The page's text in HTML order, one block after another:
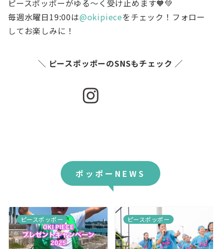
ピースポッポーがゆる〜く受け止めます🧡💚
毎週水曜日19:00は@okipieceをチェック！フォロー
してお楽しみに！
＼ ピースポッポーのSNSもチェック ／
ポッポーNEWS
ピースポッポー ピースポッポー